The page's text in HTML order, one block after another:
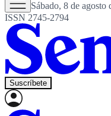
Sábado, 8 de agosto
ISSN 2745-2794
Suscríbete